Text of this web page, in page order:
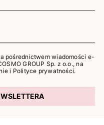
pośrednictwem wiadomości e-
GROUP Sp. z o.o., na
i Polityce prywatności.